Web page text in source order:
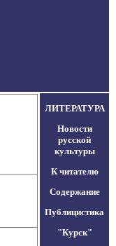
ЛИТЕРАТУРА
Новости
русской
культуры
К читателю
Содержание
Публицистика
"Курск"